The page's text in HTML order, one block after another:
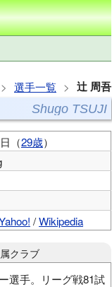
選手一覧 辻 周吾
Shugo TSUJI
（29歳）
/Wikipedia
選手。リーグ戦81試
クラブ